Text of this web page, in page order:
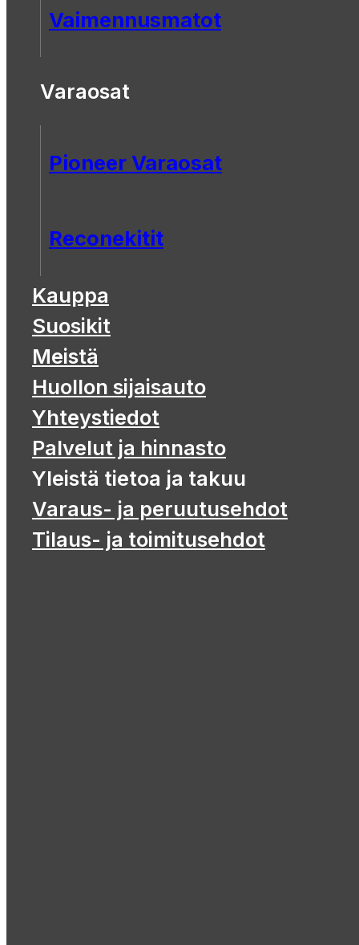
Vaimennusmatot
Varaosat
Pioneer Varaosat
Reconekitit
Kauppa
Suosikit
Meistä
Huollon sijaisauto
Yhteystiedot
Palvelut ja hinnasto
Yleistä tietoa ja takuu
Varaus- ja peruutusehdot
Tilaus- ja toimitusehdot